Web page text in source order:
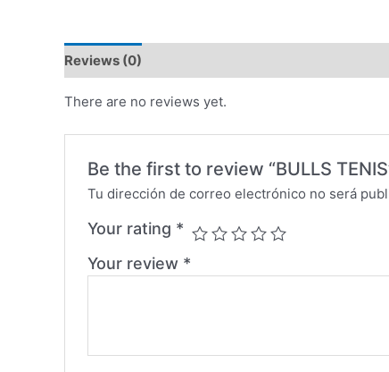
Reviews (0)
There are no reviews yet.
Be the first to review “BULLS
Tu dirección de correo electrónico no será
Your rating *
Your review *